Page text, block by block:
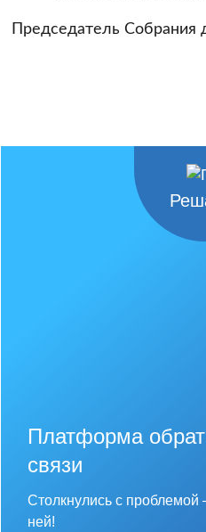
Председатель Собрания
Платформа
связи
Столкнулись с
ней!